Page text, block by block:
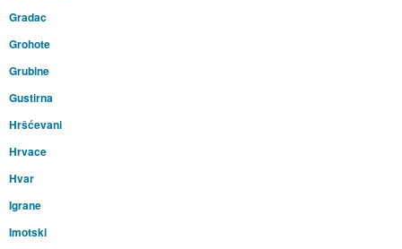
Gradac
Grohote
Grubine
Gustirna
Hršćevani
Hrvace
Hvar
Igrane
Imotski